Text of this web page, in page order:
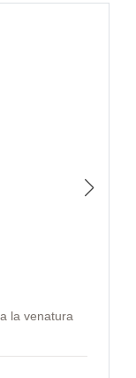
la venatura